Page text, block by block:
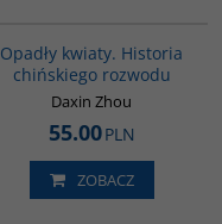
Opadły kwiaty. Historia
chińskiego rozwodu
Daxin Zhou
55.00PLN
ZOBACZ